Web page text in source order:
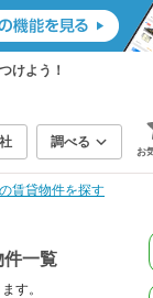
けよう！
調べる
お
賃貸物件を探す
一覧
す。